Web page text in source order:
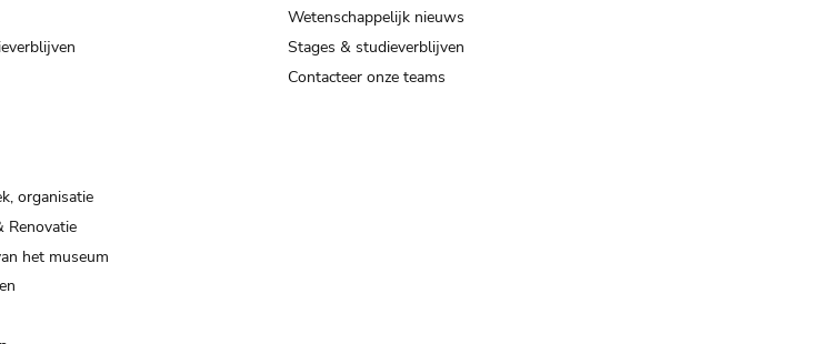
Wetenschappelijk nieuws
Stages & studieverblijven
Contacteer onze teams
organisatie
Renovatie
het museum